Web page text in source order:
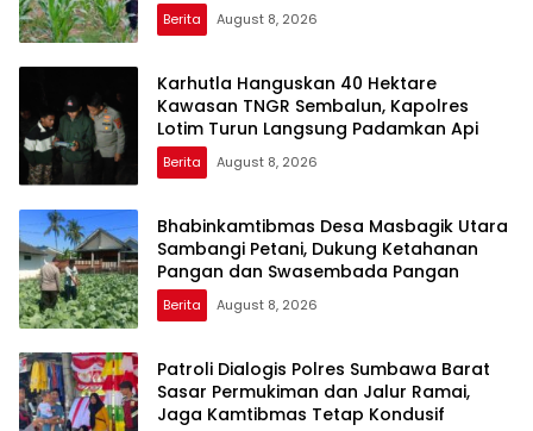
Berita August 8, 2026
Karhutla Hanguskan 40 Hektare
Kawasan TNGR Sembalun, Kapolres
Lotim Turun Langsung Padamkan Api
Berita August 8, 2026
Bhabinkamtibmas Desa Masbagik Utara
Sambangi Petani, Dukung Ketahanan
Pangan dan Swasembada Pangan
Berita August 8, 2026
Patroli Dialogis Polres Sumbawa Barat
Sasar Permukiman dan Jalur Ramai,
Jaga Kamtibmas Tetap Kondusif